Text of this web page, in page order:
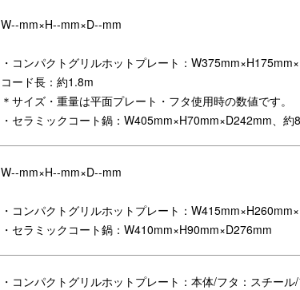
W--mm×H--mm×D--mm
・コンパクトグリルホットプレート：
コード長：約1.8m
＊サイズ・重量は平面プレート・フタ使用時の数値です。
・セラミックコート鍋：W405mm×H70mm×D242mm、約
W--mm×H--mm×D--mm
・コンパクトグリルホットプレート：
・セラミックコート鍋：W410mm×H90mm×D276mm
・コンパクトグリルホットプレート：本体/フタ：スチー